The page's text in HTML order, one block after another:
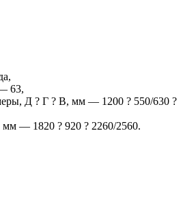
63,
Д ? Г ? В, мм — 1200 ? 550/630 ?
— 1820 ? 920 ? 2260/2560.